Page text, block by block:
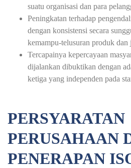
suatu organisasi dan para
Peningkatan terhadap
dengan konsistensi secara
kemampu-telusuran produk dan
Tercapainya kepercayaan
dijalankan dibuktikan dengan
ketiga yang independen pada
PERSYARATAN
PERUSAHAAN
PENERAPAN